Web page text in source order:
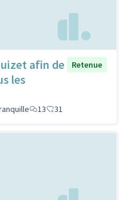
afin de
les
Retenue
13 31